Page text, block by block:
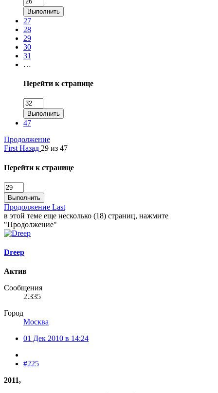
Выполнить
27
28
29
30
31
…
Перейти к странице
Выполнить
47
Продолжение
First Назад 29 из 47
Перейти к странице
Выполнить
Продолжение Last
в этой теме еще несколько (18) страниц, нажмите
"Продолжение"
Dreep
Актив
Сообщения
2.335
Город
Москва
01 Дек 2010 в 14:24
#225
2011,